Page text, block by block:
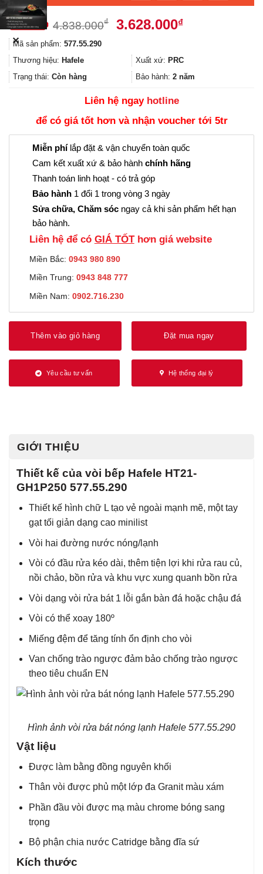
4.838.000₫
Giá
4.838.000₫.
3.628.000₫Giá
là:
3.628.000₫.
Mã sản phẩm: 577.55.290
Thương hiệu: Hafele Xuất xứ: PRC
Trạng thái: Còn hàng Bảo hành: 2 năm
Liên hệ ngay hotline
để có giá tốt hơn và nhận voucher tới 5tr
Miễn phílắp đặt & vận chuyển toàn quốc
Cam kết xuất xứ & bảo hành chính hãng
Thanh toán linh hoạt - có trả góp
Bảo hành 1 đổi 1 trong vòng 3 ngày
Sửa chữa, Chăm sóc ngay cả khi sản phẩm hết hạn
bảo hành.
Liên hệ để có GIÁ TỐThơn giá website
Miền Bắc: 0943 980 890
Miền Trung: 0943 848 777
Miền Nam: 0902.716.230
Thêm vào giỏ hàng Đặt mua ngay
Yêu cầu tư vấn Hệ thống đại lý
GIỚI THIỆU
Thiết kế của vòi bếp Hafele HT21-
GH1P250 577.55.290
Thiết kế hình chữ L tạo vẻ ngoài mạnh mẽ, một tay
gạt tối giản dạng cao minilist
Vòi hai đường nước nóng/lạnh
Vòi có đầu rửa kéo dài, thêm tiện lợi khi rửa rau củ,
nồi chảo, bồn rửa và khu vực xung quanh bồn rửa
Vòi dạng vòi rửa bát 1 lỗi gắn bàn đá hoặc chậu đá
Vòi có thể xoay 180º
Miếng đệm để tăng tính ổn định cho vòi
Van chống trào ngược đảm bảo chống trào ngược
theo tiêu chuẩn EN
Hình ảnh vòi rửa bát nóng lạnh Hafele 577.55.290
Vật liệu
Được làm bằng đồng nguyên khối
Thân vòi được phủ một lớp đa Granit màu xám
Phần đầu vòi được mạ màu chrome bóng sang
trọng
Bộ phận chia nước Catridge bằng đĩa sứ
Kích thước
✕